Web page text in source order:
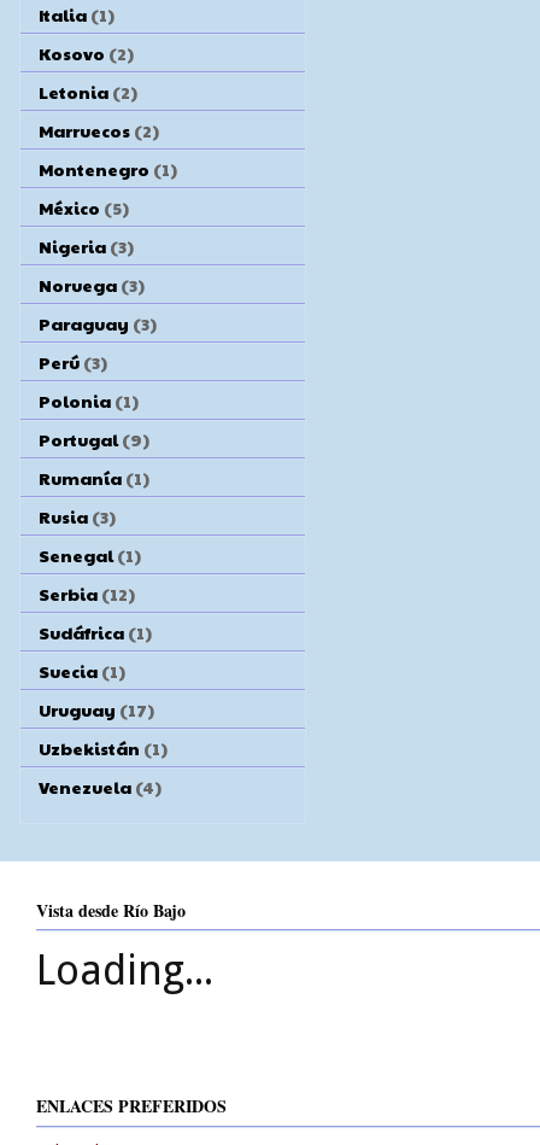
Italia (1)
Kosovo (2)
Letonia (2)
Marruecos (2)
Montenegro (1)
México (5)
Nigeria (3)
Noruega (3)
Paraguay (3)
Perú (3)
Polonia (1)
Portugal (9)
Rumanía (1)
Rusia (3)
Senegal (1)
Serbia (12)
Sudáfrica (1)
Suecia (1)
Uruguay (17)
Uzbekistán (1)
Venezuela (4)
Vista desde Río Bajo
Loading...
ENLACES PREFERIDOS